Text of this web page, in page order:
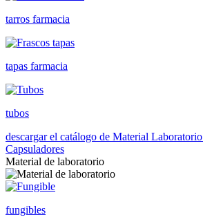
tarros farmacia
tapas farmacia
tubos
descargar el catálogo de Material Laboratorio
Capsuladores
Material de laboratorio
fungibles